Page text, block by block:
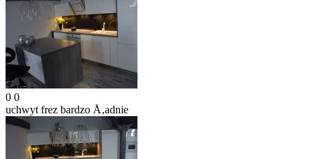
0 0
uchwyt frez bardzo Å‚adnie